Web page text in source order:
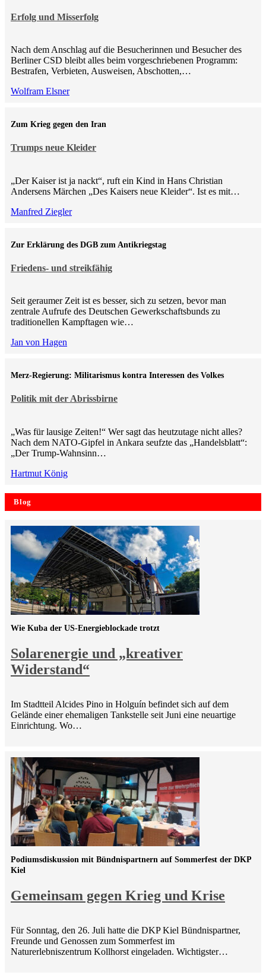
Erfolg und Misserfolg
Nach dem Anschlag auf die Besucherinnen und Besucher des
Berliner CSD bleibt alles beim vorgeschriebenen Programm:
Bestrafen, Verbieten, Ausweisen, Abschotten,…
Wolfram Elsner
Trumps neue Kleider
Zum Krieg gegen den Iran
„Der Kaiser ist ja nackt“, ruft ein Kind in Hans Christian
Andersens Märchen „Des Kaisers neue Kleider“. Ist es mit…
Manfred Ziegler
Friedens- und streikfähig
Zur Erklärung des DGB zum Antikriegstag
Seit geraumer Zeit ist es besser, sich zu setzen, bevor man
zentrale Aufrufe des Deutschen Gewerkschaftsbunds zu
traditionellen Kampftagen wie…
Jan von Hagen
Politik mit der Abrissbirne
Merz-Regierung: Militarismus kontra Inte­ressen des Volkes
„Was für lausige Zeiten!“ Wer sagt das heutzutage nicht alles?
Nach dem NATO-Gipfel in Ankara seufzte das „Handelsblatt“:
„Der Trump-Wahnsinn…
Hartmut König
Blog
Solarenergie und „kreativer
Widerstand“
Wie Kuba der US-Energieblockade trotzt
Im Stadtteil Alcides Pino in Holguín befindet sich auf dem
Gelände einer ehemaligen Tankstelle seit Juni eine neuartige
Einrichtung. Wo…
Gemeinsam gegen Krieg und Krise
Podiumsdiskussion mit Bündnispartnern auf Sommerfest der DKP
Kiel
Für Sonntag, den 26. Juli hatte die DKP Kiel Bündnispartner,
Freunde und Genossen zum Sommerfest im
Naturerlebniszentrum Kollhorst eingeladen. Wichtigster…